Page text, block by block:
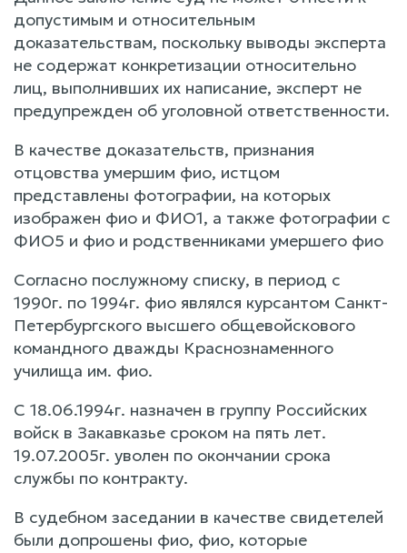
допустимым и относительным
доказательствам, поскольку выводы эксперта
не содержат конкретизации относительно
лиц, выполнивших их написание, эксперт не
предупрежден об уголовной ответственности.
В качестве доказательств, признания
отцовства умершим фио, истцом
представлены фотографии, на которых
изображен фио и ФИО1, а также фотографии с
ФИО5 и фио и родственниками умершего фио
Согласно послужному списку, в период с
1990г. по 1994г. фио являлся курсантом Санкт-
Петербургского высшего общевойскового
командного дважды Краснознаменного
училища им. фио.
С 18.06.1994г. назначен в группу Российских
войск в Закавказье сроком на пять лет.
19.07.2005г. уволен по окончании срока
службы по контракту.
В судебном заседании в качестве свидетелей
были допрошены фио, фио, которые